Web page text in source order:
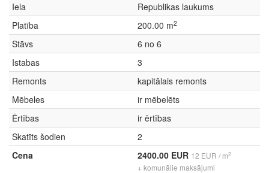
Iela
Republikas laukums
Platība
200.00 m2
Stāvs
6 no 6
Istabas
3
Remonts
kapitālais remonts
Mēbeles
ir mēbelēts
Ērtības
ir ērtības
Skatīts šodien
2
Cena
2400.00 EUR 12 EUR / m2
+ komunālie maksājumi